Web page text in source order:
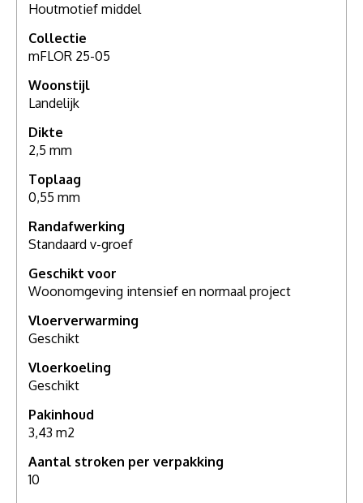
Houtmotief middel
Collectie
mFLOR 25-05
Woonstijl
Landelijk
Dikte
2,5 mm
Toplaag
0,55 mm
Randafwerking
Standaard v-groef
Geschikt voor
Woonomgeving intensief en normaal project
Vloerverwarming
Geschikt
Vloerkoeling
Geschikt
Pakinhoud
3,43 m2
Aantal stroken per verpakking
10